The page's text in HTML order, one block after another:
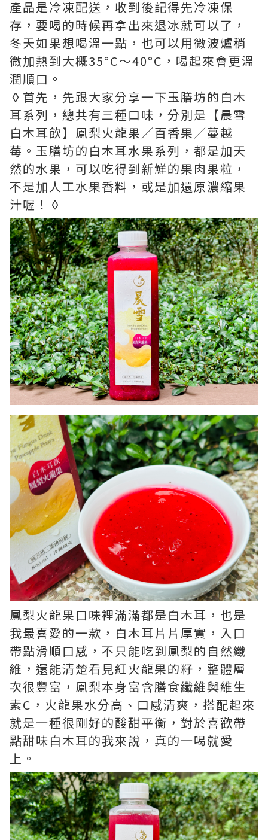
產品是冷凍配送，收到後記得先冷凍保
存，要喝的時候再拿出來退冰就可以了，
冬天如果想喝溫一點，也可以用微波爐稍
微加熱到大概35°C～40°C，喝起來會更溫
潤順口。
◊首先，先跟大家分享一下玉膳坊的白木
耳系列，總共有三種口味，分別是【晨雪
白木耳飲】鳳梨火龍果／百香果／蔓越
莓。玉膳坊的白木耳水果系列，都是加天
然的水果，可以吃得到新鮮的果肉果粒，
不是加人工水果香料，或是加還原濃縮果
汁喔！◊
鳳梨火龍果口味裡滿滿都是白木耳，也是
我最喜愛的一款，白木耳片片厚實，入口
帶點滑順口感，不只能吃到鳳梨的自然纖
維，還能清楚看見紅火龍果的籽，整體層
次很豐富，鳳梨本身富含膳食纖維與維生
素C，火龍果水分高、口感清爽，搭配起來
就是一種很剛好的酸甜平衡，對於喜歡帶
點甜味白木耳的我來說，真的一喝就愛
上。